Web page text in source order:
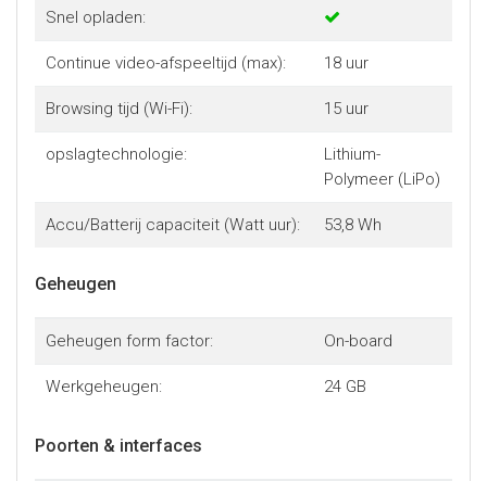
Snel opladen:
Continue video-afspeeltijd (max): 18 uur
Browsing tijd (Wi-Fi): 15 uur
opslagtechnologie:
Lithium-
Polymeer (LiPo)
Accu/Batterij capaciteit (Watt uur): 53,8 Wh
Geheugen
Geheugen form factor: On-board
Werkgeheugen: 24 GB
Poorten & interfaces